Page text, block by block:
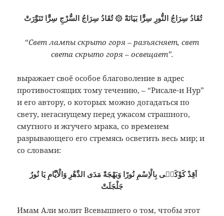
تُقَادُ سِرَاجُ النُّورِ سِرًّا بَيَانَةً ۞ تُقَادُ سِرَاجُ السُّرْجِ سِرًّا تَنَوَّرَتْ
“Свет лампы скрыто горя – разъясняет, свет
света скрыто горя – освещает”.
выражает своё особое благоволение в адрес
противостоящих тому течению, – “Рисале-и Нур”
и его автору, о которых можно догадаться по
свету, негаснущему перед ужасом страшного,
смутного и жгучего мрака, со временем
разрывающего его стремясь осветить весь мир; и
со словами:
جَلْجَلَتْ
Имам Али молит Всевышнего о том, чтобы этот